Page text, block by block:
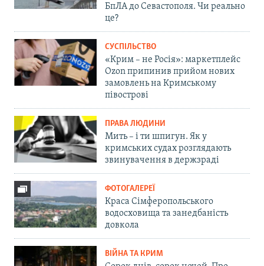
БпЛА до Севастополя. Чи реально
це?
СУСПІЛЬСТВО
«Крим – не Росія»: маркетплейс
Ozon припинив прийом нових
замовлень на Кримському
півострові
ПРАВА ЛЮДИНИ
Мить – і ти шпигун. Як у
кримських судах розглядають
звинувачення в держзраді
ФОТОГАЛЕРЕЇ
Краса Сімферопольського
водосховища та занедбаність
довкола
ВІЙНА ТА КРИМ